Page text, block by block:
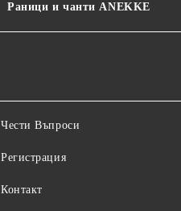
Раници и чанти ANEKKE
Чести Въпроси
Регистрация
Контакт